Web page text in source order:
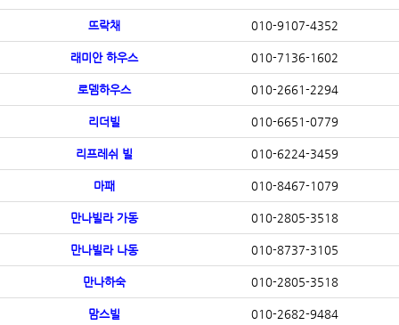
뜨락채 010-9107-4352
래미안 하우스 010-7136-1602
로뎀하우스 010-2661-2294
리더빌 010-6651-0779
리프레쉬 빌 010-6224-3459
마패 010-8467-1079
만나빌라 가동 010-2805-3518
만나빌라 나동 010-8737-3105
만나하숙 010-2805-3518
맘스빌 010-2682-9484